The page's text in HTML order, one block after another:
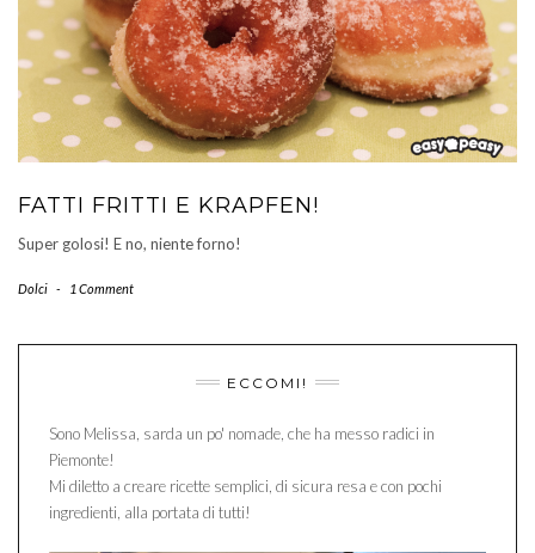
FATTI FRITTI E KRAPFEN!
Super golosi! E no, niente forno!
Dolci - 1 Comment
ECCOMI!
Sono Melissa, sarda un po' nomade, che ha messo radici in
Piemonte!
Mi diletto a creare ricette semplici, di sicura resa e con pochi
ingredienti, alla portata di tutti!